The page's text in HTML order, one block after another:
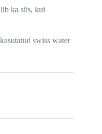
ka siis, kui
swiss water